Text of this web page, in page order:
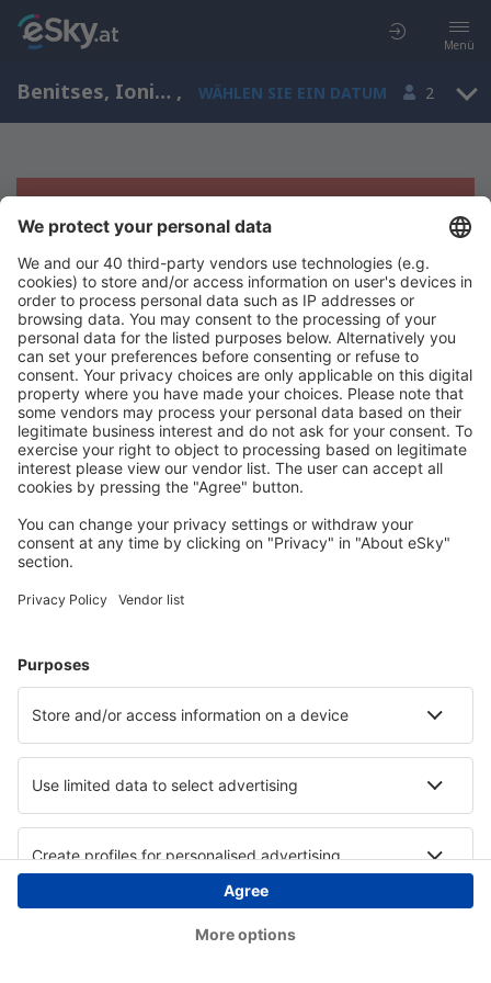
Menü
Benitses, Ionische Inseln, Griechenland , WÄHLEN SIE EIN DATUM 2
Es tut uns leid, wir können keine
Ergebnisse aufzeigen
Bitte starten Sie Ihre Suche erneut mit anderen Suchkriterien.
Copyright © eSky.at. Alle Rechte vorbehalten.